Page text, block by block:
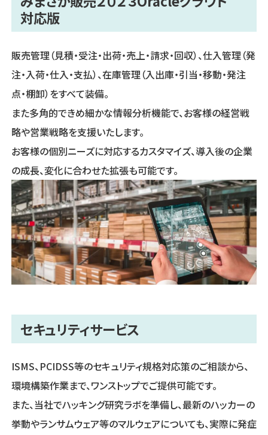
対応版
販売管理（見積・受注・出荷・売上・請求・回収）、仕入管理（発
注・入荷・仕入・支払）、在庫管理（入出庫・引当・移動・発注
点・棚卸）をすべて装備。
また多角的できめ細かな情報分析機能で、お客様の経営戦
略や営業戦略を支援いたします。
お客様の個別ニーズに対応するカスタマイズ、導入後の企業
の成長、変化に合わせた拡張も可能です。
セキュリティサービス
ISMS、PCIDSS等のセキュリティ規格対応策のご相談から、
環境構築作業まで、ワンストップでご提供可能です。
また、当社でハッキング研究ラボを準備し、最新のハッカーの
挙動やランサムウェア等のマルウェアについても、実際に発症